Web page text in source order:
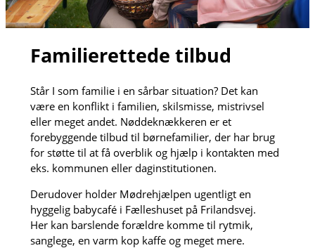
Familierettede tilbud
Står I som familie i en sårbar situation? Det kan
være en konflikt i familien, skilsmisse, mistrivsel
eller meget andet. Nøddeknækkeren er et
forebyggende tilbud til børnefamilier, der har brug
for støtte til at få overblik og hjælp i kontakten med
eks. kommunen eller daginstitutionen.
Derudover holder Mødrehjælpen ugentligt en
hyggelig babycafé i Fælleshuset på Frilandsvej.
Her kan barslende forældre komme til rytmik,
sanglege, en varm kop kaffe og meget mere.